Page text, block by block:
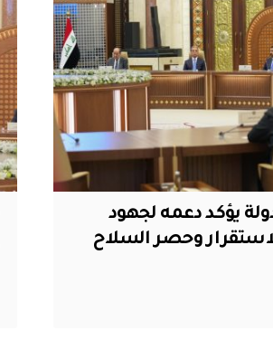
يؤكد دعمه لجهود
وحصر السلاح